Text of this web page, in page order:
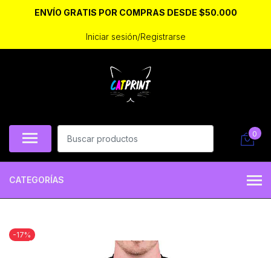
ENVÍO GRATIS POR COMPRAS DESDE $50.000
Iniciar sesión/Registrarse
0
CATEGORÍAS
-17%